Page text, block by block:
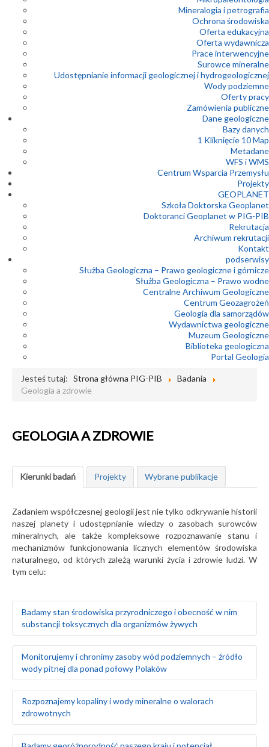
Mineralogia i petrografia
Ochrona środowiska
Oferta edukacyjna
Oferta wydawnicza
Prace interwencyjne
Surowce mineralne
Udostępnianie informacji geologicznej i hydrogeologicznej
Wody podziemne
Oferty pracy
Zamówienia publiczne
Dane geologiczne
Bazy danych
1 Kliknięcie 10 Map
Metadane
WFS i WMS
Centrum Wsparcia Przemysłu
Projekty
GEOPLANET
Szkoła Doktorska Geoplanet
Doktoranci Geoplanet w PIG-PIB
Rekrutacja
Archiwum rekrutacji
Kontakt
podserwisy
Służba Geologiczna – Prawo geologiczne i górnicze
Służba Geologiczna – Prawo wodne
Centralne Archiwum Geologiczne
Centrum Geozagrożeń
Geologia dla samorządów
Wydawnictwa geologiczne
Muzeum Geologiczne
Biblioteka geologiczna
Portal Geologia
Jesteś tutaj: Strona główna PIG-PIB
Badania
Geologia a zdrowie
GEOLOGIA A ZDROWIE
Kierunki badań Projekty Wybrane publikacje
Zadaniem współczesnej geologii jest nie tylko odkrywanie historii
naszej planety i udostępnianie wiedzy o zasobach surowców
mineralnych, ale także kompleksowe rozpoznawanie stanu i
mechanizmów funkcjonowania licznych elementów środowiska
naturalnego, od których zależą warunki życia i zdrowie ludzi. W
tym celu:
Badamy stan środowiska przyrodniczego i obecność w nim
substancji toksycznych dla organizmów żywych
skażenie w wyniku działalności człowieka
Prowadzimy badania geochemiczne wód
powierzchniowych, gleb i gruntów oraz osadów
wodnych rzek i jezior
Monitorujemy środowisko gruntowo-wodne w rejonie
obiektów stwarzających zagrożenie dla środowiska
naturalnego, takich jak: zakłady przemysłowe, magazyny
paliw, lotniska, bazy transportowe, jednostki wojskowe
Monitorujemy i chronimy zasoby wód podziemnych – źródło
wody pitnej dla ponad połowy Polaków
podziemnych na obszarze całego kraju
Szacujemy stopień wykorzystania zasobów wód
podziemnych – określamy rezerwy i wyznaczamy obszary
deficytowe
Rozpoznajemy kopaliny i wody mineralne o walorach
zdrowotnych